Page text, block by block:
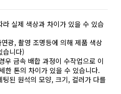
라 실제 색상과 차이가 있을 수 있습
광, 촬영 조명등에 의해 제품 색상
습니다)
우 금속 배합 과정이 수작업으로 이
한 톤의 차이가 있을 수 있습니다.
팅된 원석의 모양, 크기, 컬러가 다를